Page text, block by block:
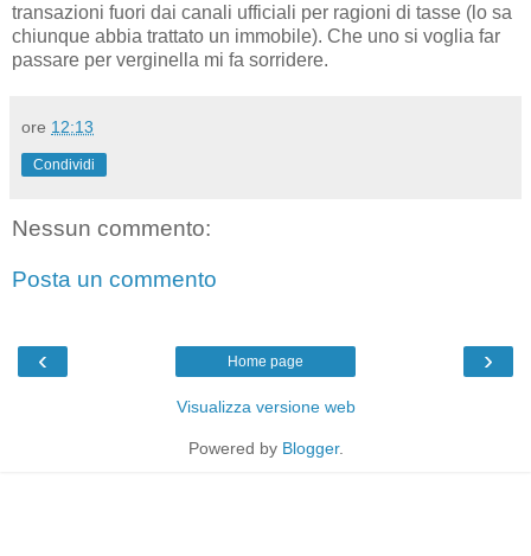
transazioni fuori dai canali ufficiali per ragioni di tasse (lo sa
chiunque abbia trattato un immobile). Che uno si voglia far
passare per verginella mi fa sorridere.
ore 12:13
Condividi
Nessun commento:
Posta un commento
‹ ›
Home page
Visualizza versione web
Powered by Blogger.